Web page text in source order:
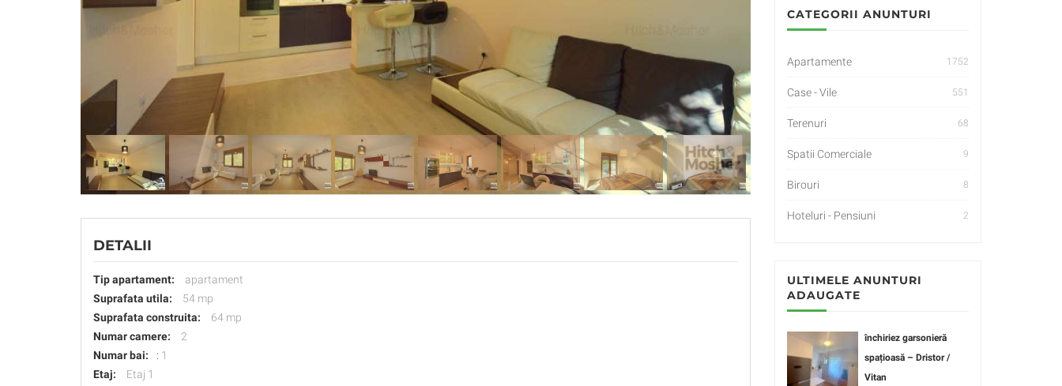
DETALII
Tip apartament:
apartament
Suprafata utila:
54 mp
Suprafata construita:
64 mp
Numar camere:
2
Numar bai:
: 1
Etaj:
Etaj 1
CATEGORII ANUNTURI
Apartamente 1752
Case - Vile 551
Terenuri 68
Spatii Comerciale 9
Birouri 8
Hoteluri - Pensiuni 2
ULTIMELE ANUNTURI
ADAUGATE
închiriez garsonieră
spațioasă – Dristor /
Vitan